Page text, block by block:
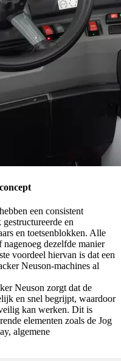
een consistent
en
en toetsenblokken. Alle
dezelfde manier
voordeel hiervan is dat een
Neuson-machines al
Neuson zorgt dat de
en snel begrijpt, waardoor
kan werken. Dit is
elementen zoals de Jog
algemene